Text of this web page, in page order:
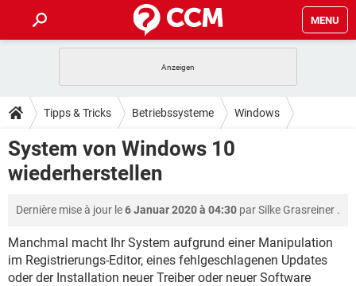
MENU
ANDROID IOS
WINDOWS 10 INSTAGRAM
WHATSAPP
TIPPS & TRICKS
SPIELE STREAMING
ANDROID IOS
WHATSAPP TIKTOK
FACEBOOK HARDWARE
DOWNLOADS
SPIELE
WHATSAPP TIKTOK
FACEBOOK HARDWARE
FORUM
SPIELE STREAMING
ANDROID IOS
WINDOWS 10 INSTAGRAM
SPIELE STREAMING
ANDROID IOS
Tipps & Tricks Betriebssysteme Windows
Windows 10
System von Windows 10
wiederherstellen
Dernière mise à jour le6 Januar 2020 à 04:30 parSilke Grasreiner .
Manchmal macht Ihr System aufgrund einer Manipulation
im Registrierungs-Editor, eines fehlgeschlagenen Updates
oder der Installation neuer Treiber oder neuer Software